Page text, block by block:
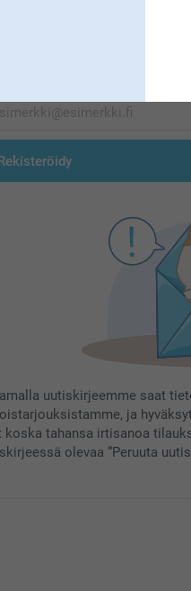
uutiskirjeemme saat
ja
koska tahansa irtisanoa
olevaa “Peruuta